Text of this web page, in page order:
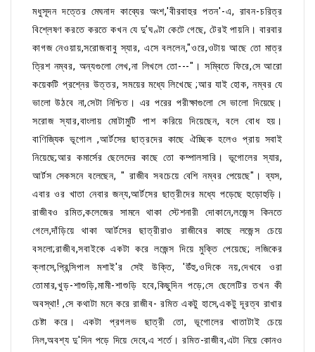
মধুসূদন দত্তের মেঘনাদ কাব্যের অংশ,'বীরবাহুর পতন'-এ, রাবন-চরিত্র
বিশ্লেষণ করতে করতে কখন যে দু'ঘণ্টা কেটে গেছে, টেরই পায়নি। বারবার
কাগজ নেওয়ায়,সরোজবাবু স্যার, এসে বললেন,"ওরে,ওটায় আছে তো মাত্র
ত্রিশ নম্বর, অন্যগুলো লেখ,না লিখলে তো---"। সম্বিতে ফিরে,সে আরো
কয়েকটি প্রশ্নের উত্তর, সময়ের মধ্যে লিখেছে ;আর যাই হোক, নম্বর যে
ভালো উঠবে না,সেটা নিশ্চিত। এর পরের পরীক্ষাগুলো সে ভালো দিয়েছে।
সরোজ স্যার,বাংলায় মোটামুটি পাশ করিয়ে দিয়েছেন, বলে বোধ হয়।
বাণিজ্যিক ভূগোল ,আর্টসের ছাত্রদের কাছে ঐচ্ছিক হলেও প্রায় সবাই
নিয়েছে;আর কমার্সের ছেলেদের কাছে তো কম্পালসারি। ভূগোলের স্যার,
আর্টস সেকসনে বলেছেন, " রাজীব সবচেয়ে বেশি নম্বর পেয়েছে"। ব্যস,
এবার ওর খাতা নেবার জন্য,আর্টসের ছাত্রীদের মধ্যে পড়েছে হুড়োহুড়ি।
রাজীবও রমিত,কলেজের সামনে থাকা স্টেশনারী দোকানে,লজেন্স কিনতে
গেলে,দাঁড়িয়ে থাকা আর্টসের ছাত্রীরাও রাজীবের কাছে লজেন্স চেয়ে
বসলো;রাজীব,সবাইকে একটা করে লজেন্স দিয়ে মুক্তি পেয়েছে; লজিকের
ক্লাসে,প্রিন্সিপাল মশাই'র সেই উক্তি, 'উঁহু,ওদিকে নয়,দেখবে ওরা
তোমার,খুড়-শাশুড়ি,মামী-শাশুড়ি হবে,কিছুদিন পড়ে;সে ছেলেটির তখন কী
অবস্থা! ,সে কথাটা মনে করে রাজীব- রমিত একটু হাসে,একটু দূরত্ব রাখার
চেষ্টা করে। একটা প্রগলভ ছাত্রী তো, ভূগোলের খাতাটাই চেয়ে
নিল,অবশ্য দু'দিন পড়ে দিয়ে দেবে,এ শর্তে। রমিত-রাজীব,এটা নিয়ে কোনও